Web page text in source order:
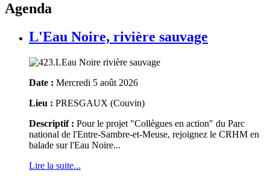
Agenda
L'Eau Noire, rivière sauvage
Date : Mercredi 5 août 2026
Lieu : PRESGAUX (Couvin)
Descriptif : Pour le projet "Collègues en action" du Parc
national de l'Entre-Sambre-et-Meuse, rejoignez le CRHM en
balade sur l'Eau Noire...
Lire la suite...